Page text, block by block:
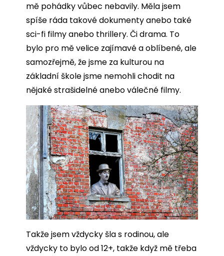
mě pohádky vůbec nebavily. Měla jsem
spíše ráda takové dokumenty anebo také
sci-fi filmy anebo thrillery. Či drama. To
bylo pro mě velice zajímavé a oblíbené, ale
samozřejmě, že jsme za kulturou na
základní škole jsme nemohli chodit na
nějaké strašidelné anebo válečné filmy.
Takže jsem vždycky šla s rodinou, ale
vždycky to bylo od 12+, takže když mě třeba